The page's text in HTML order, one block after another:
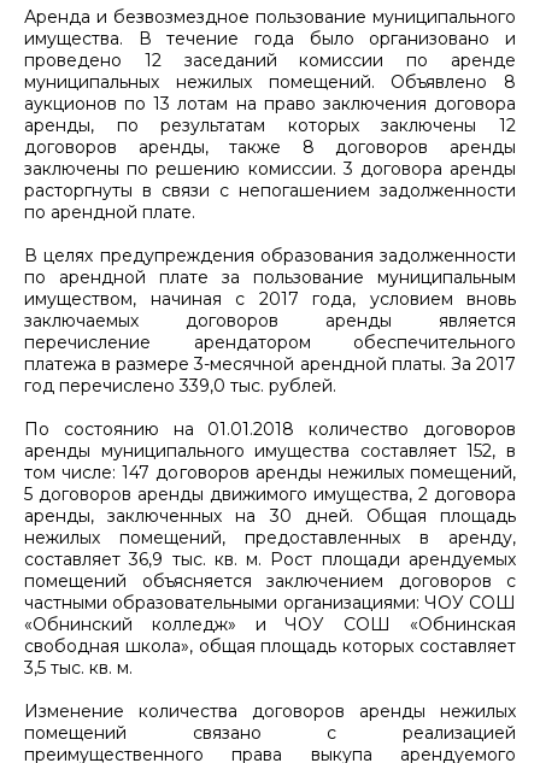
Аренда и безвозмездное пользование муниципального
имущества. В течение года было организовано и
проведено 12 заседаний комиссии по аренде
муниципальных нежилых помещений. Объявлено 8
аукционов по 13 лотам на право заключения договора
аренды, по результатам которых заключены 12
договоров аренды, также 8 договоров аренды
заключены по решению комиссии. 3 договора аренды
расторгнуты в связи с непогашением задолженности
по арендной плате.
В целях предупреждения образования задолженности
по арендной плате за пользование муниципальным
имуществом, начиная с 2017 года, условием вновь
заключаемых договоров аренды является
перечисление арендатором обеспечительного
платежа в размере 3-месячной арендной платы. За 2017
год перечислено 339,0 тыс. рублей.
По состоянию на 01.01.2018 количество договоров
аренды муниципального имущества составляет 152, в
том числе: 147 договоров аренды нежилых помещений,
5 договоров аренды движимого имущества, 2 договора
аренды, заключенных на 30 дней. Общая площадь
нежилых помещений, предоставленных в аренду,
составляет 36,9 тыс. кв. м. Рост площади арендуемых
помещений объясняется заключением договоров с
частными образовательными организациями: ЧОУ СОШ
«Обнинский колледж» и ЧОУ СОШ «Обнинская
свободная школа», общая площадь которых составляет
3,5 тыс. кв. м.
Изменение количества договоров аренды нежилых
помещений связано с реализацией
преимущественного права выкупа арендуемого